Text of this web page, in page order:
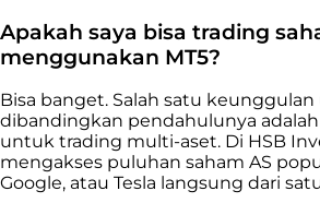
Apakah saya bisa trading
menggunakan MT5?
Bisa banget. Salah satu keunggulan
dibandingkan pendahulunya
untuk trading multi-aset. Di HSB
mengakses puluhan saham AS
Google, atau Tesla langsung dari